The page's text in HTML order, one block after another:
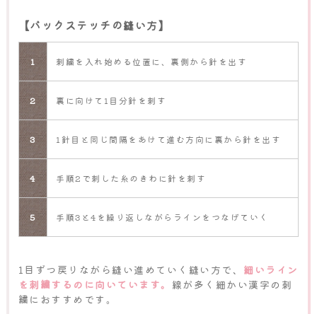
【バックステッチの縫い方】
1 刺繍を入れ始める位置に、裏側から針を出す
2 裏に向けて1目分針を刺す
3 1針目と同じ間隔をあけて進む方向に裏から針を出す
4 手順2で刺した糸のきわに針を刺す
5 手順3と4を繰り返しながらラインをつなげていく
1目ずつ戻りながら縫い進めていく縫い方で、 細いライン
を刺繍するのに向いています。 線が多く細かい漢字の刺
繍におすすめです。